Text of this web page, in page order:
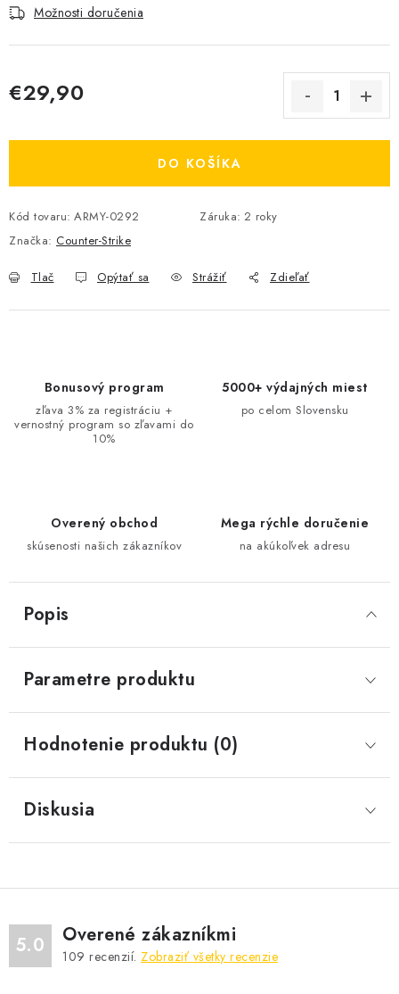
Možnosti doručenia
€29,90
DO KOŠÍKA
Kód tovaru: ARMY-0292 Záruka: 2 roky
Značka: Counter-Strike
Tlač Opýtať sa Strážiť Zdieľať
Bonusový program
zľava 3% za registráciu +
vernostný program so zľavami do
10%
5000+ výdajných miest
po celom Slovensku
Overený obchod
skúsenosti našich zákazníkov
Mega rýchle doručenie
na akúkoľvek adresu
Popis
Parametre produktu
Hodnotenie produktu (0)
Diskusia
5.0 Overené zákazníkmi
109 recenzií. Zobraziť všetky recenzie